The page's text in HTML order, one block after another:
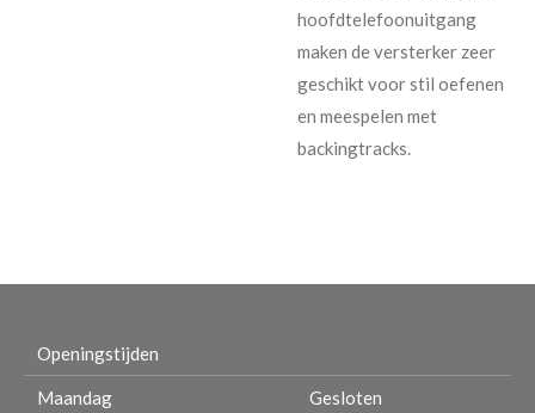
hoofdtelefoonuitgang
maken de versterker zeer
geschikt voor stil oefenen
en meespelen met
backingtracks.
Openingstijden
Maandag Gesloten